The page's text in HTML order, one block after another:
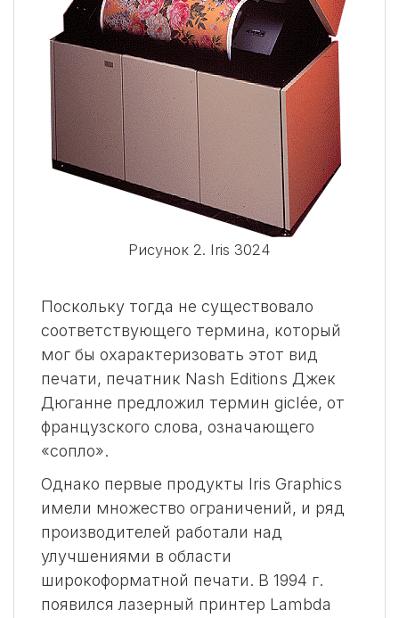
Рисунок 2. Iris 3024
Поскольку тогда не существовало
соответствующего термина, который
мог бы охарактеризовать этот вид
печати, печатник Nash Editions Джек
Дюганне предложил термин giclée, от
французского слова, означающего
«сопло».
Однако первые продукты Iris Graphics
имели множество ограничений, и ряд
производителей работали над
улучшениями в области
широкоформатной печати. В 1994 г.
появился лазерный принтер Lambda